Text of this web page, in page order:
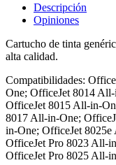
Descripción
Opiniones
Cartucho de tinta
alta calidad.
Compatibilidades:
One; OfficeJet 8014
OfficeJet 8015 All-in-
8017 All-in-One;
in-One; OfficeJet
OfficeJet Pro 8023 All-
OfficeJet Pro 8025 All-